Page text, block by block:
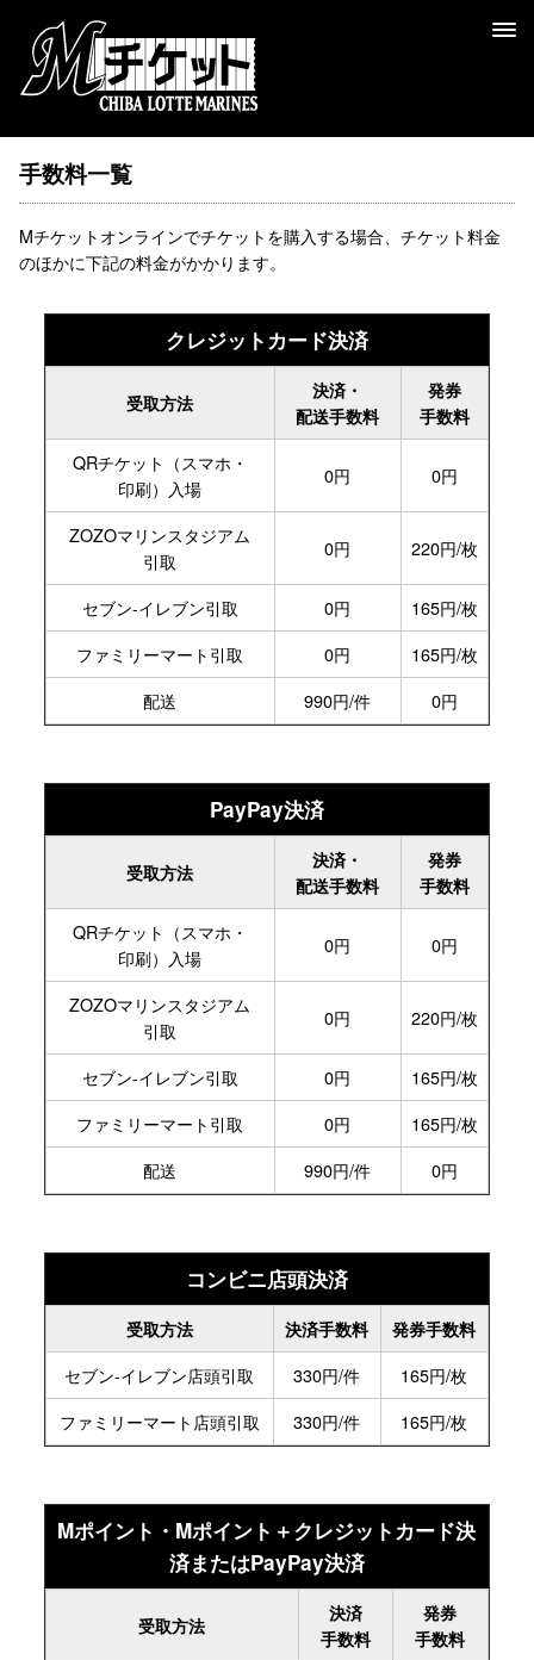
手数料一覧
Mチケットオンラインでチケットを購入する場合、チケット料金
のほかに下記の料金がかかります。
クレジットカード決済
受取方法
決済・
配送手数料
発券
手数料
QRチケット （スマホ・
印刷） 入場
0円 0円
ZOZOマリンスタジアム
引取
0円 220円/枚
セブン-イレブン引取 0円
165円/枚
ファミリーマート 引取 0円
165円/枚
配送
990円/件 0円
PayPay決済
受取方法
決済・
配送手数料
発券
手数料
QRチケット （スマホ・
印刷） 入場
0円 0円
ZOZOマリンスタジアム
引取
0円 220円/枚
セブン-イレブン引取 0円
165円/枚
ファミリーマート 引取 0円
165円/枚
配送
990円/件 0円
コンビニ店頭決済
受取方法 決済手数料 発券手数料
セブン-イレブン店頭引取 330円/件
165円/枚
ファミリーマート 店頭引取 330円/件 165円/枚
Mポイント・Mポイント＋クレジットカード決
済またはPayPay決済
受取方法
決済
手数料
発券
手数料